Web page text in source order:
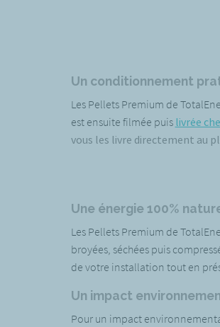
Un conditionnement
Les Pellets Premium de
est ensuite filmée puis livrée
vous les livre directement au
Une énergie 100%
Les Pellets Premium de
broyées, séchées puis
de votre installation tout en
Un impact
Pour un impact